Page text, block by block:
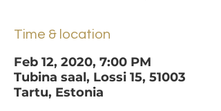
Time & location
Feb 12, 2020, 7:00 PM
Tubina saal, Lossi 15, 51003
Tartu, Estonia